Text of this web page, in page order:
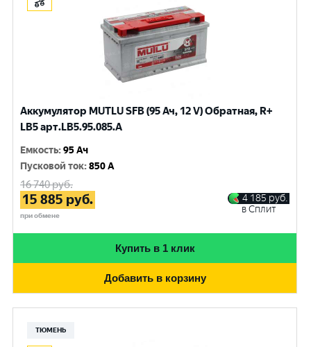
Аккумулятор MUTLU SFB (95 Ач, 12 V) Обратная, R+
LB5 арт.LВ5.95.085.A
Емкость:95 Ач
Пусковой ток:850 A
16 740руб.
15 885 руб.
при обмене
4 185 руб.
в Сплит
Купить в 1 клик
Добавить в корзину
ТЮМЕНЬ